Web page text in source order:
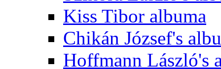
Kiss Tibor albuma
Chikán József's
Hoffmann László's